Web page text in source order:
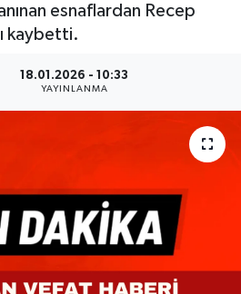
esnaflardan Recep
kaybetti.
18.01.2026 - 10:33
YAYINLANMA